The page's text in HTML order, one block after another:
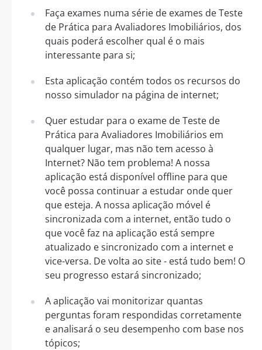
Faça exames numa série de exames de Teste
de Prática para Avaliadores Imobiliários, dos
quais poderá escolher qual é o mais
interessante para si;
Esta aplicação contém todos os recursos do
nosso simulador na página de internet;
Quer estudar para o exame de Teste de
Prática para Avaliadores Imobiliários em
qualquer lugar, mas não tem acesso à
Internet? Não tem problema! A nossa
aplicação está disponível offline para que
você possa continuar a estudar onde quer
que esteja. A nossa aplicação móvel é
sincronizada com a internet, então tudo o
que você faz na aplicação está sempre
atualizado e sincronizado com a internet e
vice-versa. De volta ao site - está tudo bem! O
seu progresso estará sincronizado;
A aplicação vai monitorizar quantas
perguntas foram respondidas corretamente
e analisará o seu desempenho com base nos
tópicos;